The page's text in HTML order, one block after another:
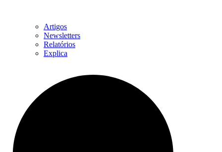
Artigos
Newsletters
Relatórios
Explica